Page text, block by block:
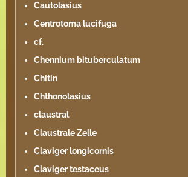
Cautolasius
Centrotoma lucifuga
cf.
Chennium bituberculatum
Chitin
Chthonolasius
claustral
Claustrale Zelle
Claviger longicornis
Claviger testaceus